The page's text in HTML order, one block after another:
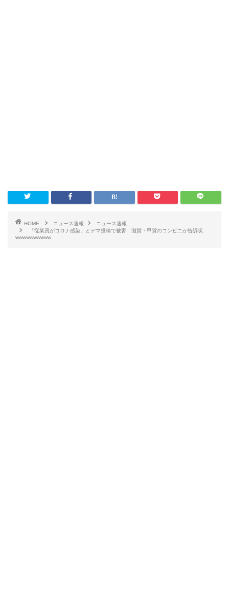
HOME ニュース速報
ニュース速報
「従業員がコロナ感染」とデマ投稿で被害 滋賀・甲賀のコンビニが告訴状
wwwwwwwwww